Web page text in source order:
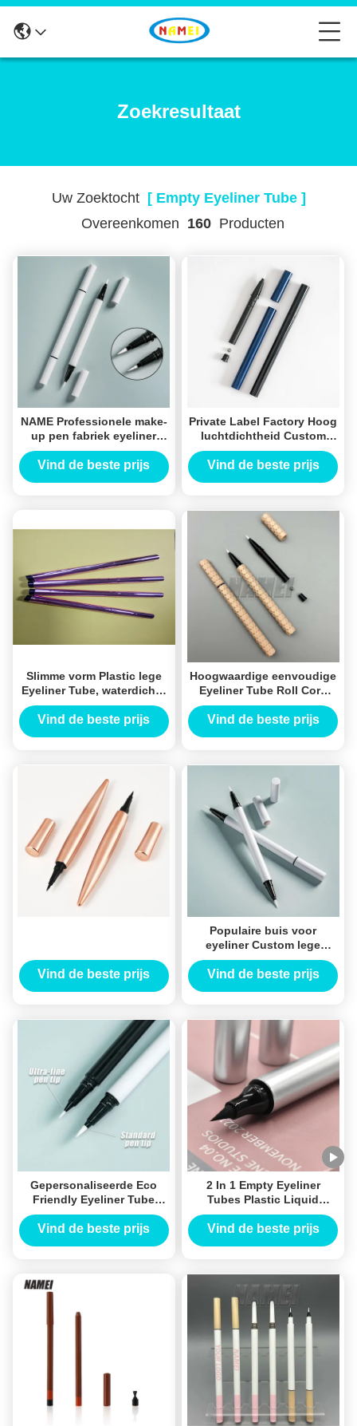
Zoekresultaat
Uw Zoektocht[ Empty Eyeliner Tube ]
Overeenkomen 160Producten
NAME Professionele make-
up pen fabriek eyeliner
buis roze Custom lege
eyeliner buis
Schommelkralen vloeibare
Vind de beste prijs
Private Label Factory Hoog
luchtdichtheid Custom
lege eyeliner buis Rocking
bead vloeibare eyeliner
Vind de beste prijs
Slimme vorm Plastic lege
Eyeliner Tube, waterdichte
Eyeliner Pen 132,2mm
Lengte
Vind de beste prijs
Hoogwaardige eenvoudige
Eyeliner Tube Roll Core
Eyeliner Container
Cosmetische verpakking
Vind de beste prijs
Vind de beste prijs
Populaire buis voor
eyeliner Custom lege
eyeliner buis Rocking bead
eyeliner dubbel geëindigde
Vind de beste prijs
Gepersonaliseerde Eco
Friendly Eyeliner Tube
voor Groothandel
Vind de beste prijs
2 In 1 Empty Eyeliner
Tubes Plastic Liquid
Eyeliner Pen With Eye
Stamp
Vind de beste prijs